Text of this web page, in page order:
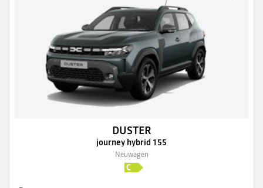
DUSTER
journey hybrid 155
Neuwagen